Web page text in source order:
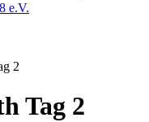
e.V.
2
Tag 2